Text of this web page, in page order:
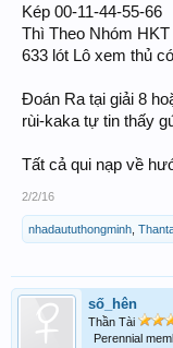
Kép 00-11-44-55-66
Thì Theo Nhóm
633 lót Lô xem thủ
Đoán Ra tại giải 8
rùi-kaka tự tin thấy
Tất cả qui nạp về
2/2/16
nhadaututhongminh
số_hên
Thần Tài
Perennial